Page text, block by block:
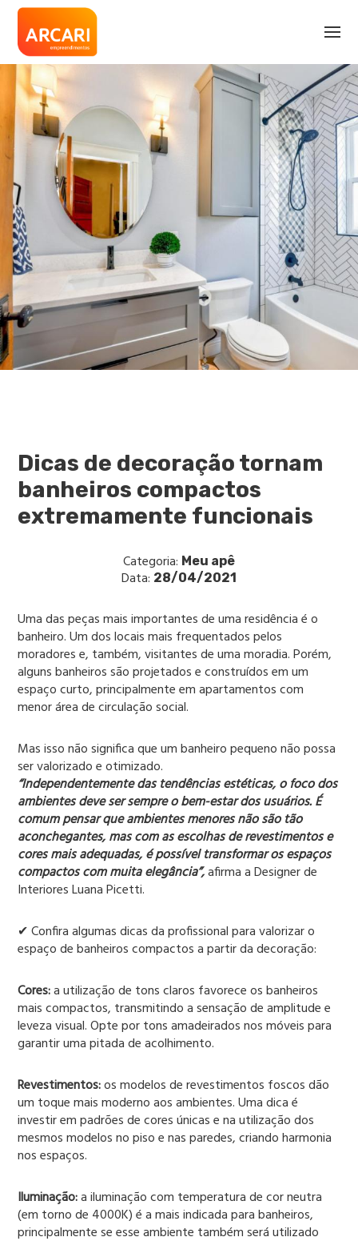
Dicas de decoração tornam
banheiros compactos
extremamente funcionais
Categoria: Meu apê
Data: 28/04/2021
Uma das peças mais importantes de uma residência é o
banheiro. Um dos locais mais frequentados pelos
moradores e, também, visitantes de uma moradia. Porém,
alguns banheiros são projetados e construídos em um
espaço curto, principalmente em apartamentos com
menor área de circulação social.
Mas isso não significa que um banheiro pequeno não possa
ser valorizado e otimizado.
“Independentemente das tendências estéticas, o foco dos
ambientes deve ser sempre o bem-estar dos usuários. É
comum pensar que ambientes menores não são tão
aconchegantes, mas com as escolhas de revestimentos e
cores mais adequadas, é possível transformar os espaços
compactos com muita elegância”,afirma a Designer de
Interiores Luana Picetti.
✔ Confira algumas dicas da profissional para valorizar o
espaço de banheiros compactos a partir da decoração:
Cores:a utilização de tons claros favorece os banheiros
mais compactos, transmitindo a sensação de amplitude e
leveza visual. Opte por tons amadeirados nos móveis para
garantir uma pitada de acolhimento.
Revestimentos:os modelos de revestimentos foscos dão
um toque mais moderno aos ambientes. Uma dica é
investir em padrões de cores únicas e na utilização dos
mesmos modelos no piso e nas paredes, criando harmonia
nos espaços.
Iluminação:a iluminação com temperatura de cor neutra
(em torno de 4000K) é a mais indicada para banheiros,
principalmente se esse ambiente também será utilizado